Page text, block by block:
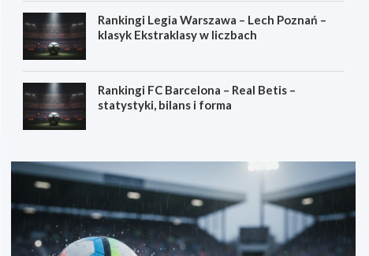
Rankingi Legia Warszawa – Lech Poznań –
klasyk Ekstraklasy w liczbach
Rankingi FC Barcelona – Real Betis –
statystyki, bilans i forma